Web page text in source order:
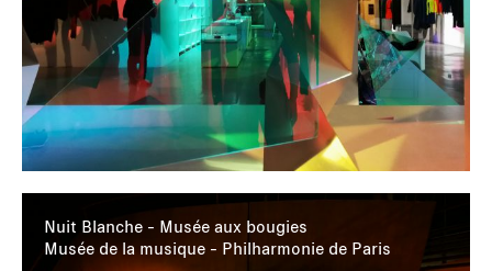
Nuit Blanche - Musée aux bougies
Musée de la musique - Philharmonie de Paris